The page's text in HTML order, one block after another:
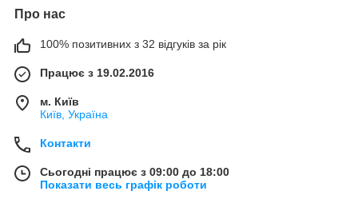
Про нас
100% позитивних з 32 відгуків за рік
Працює з 19.02.2016
м. Київ
Київ, Україна
Контакти
Сьогодні працює з 09:00 до 18:00
Показати весь графік роботи